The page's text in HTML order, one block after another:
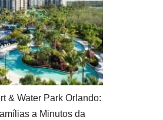
& Water Park Orlando:
a Minutos da